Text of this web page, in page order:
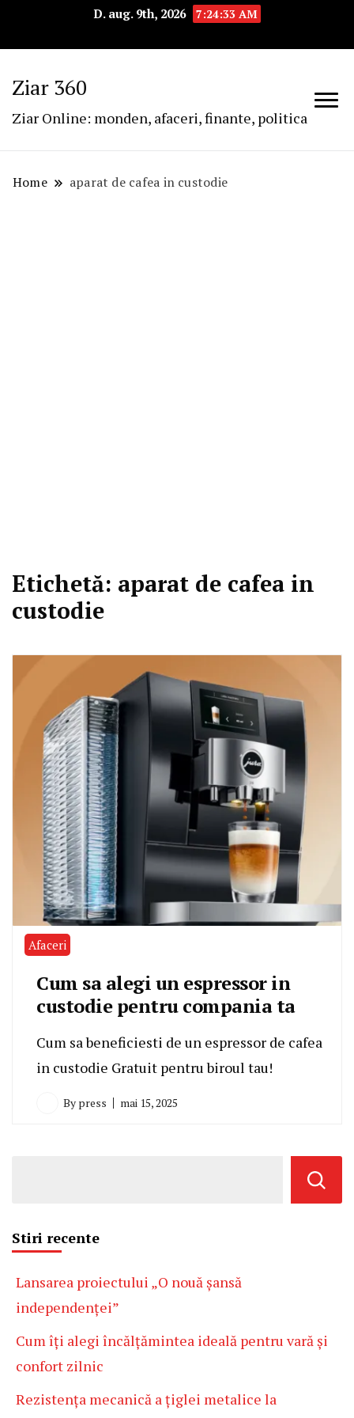
D. aug. 9th, 2026 7:24:33 AM
Ziar 360
Ziar Online: monden, afaceri, finante, politica
Home aparat de cafea in custodie
Etichetă: aparat de cafea in
custodie
Afaceri
Cum sa alegi un espressor in
custodie pentru compania ta
Cum sa beneficiesti de un espressor de cafea
in custodie Gratuit pentru biroul tau!
By press mai 15, 2025
Stiri recente
Lansarea proiectului „O nouă șansă
independenței”
Cum îți alegi încălțămintea ideală pentru vară și
confort zilnic
Rezistența mecanică a țiglei metalice la